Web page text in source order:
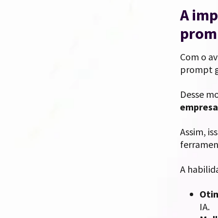
A
Com o
prompt
Desse
Assim,
A
IA.